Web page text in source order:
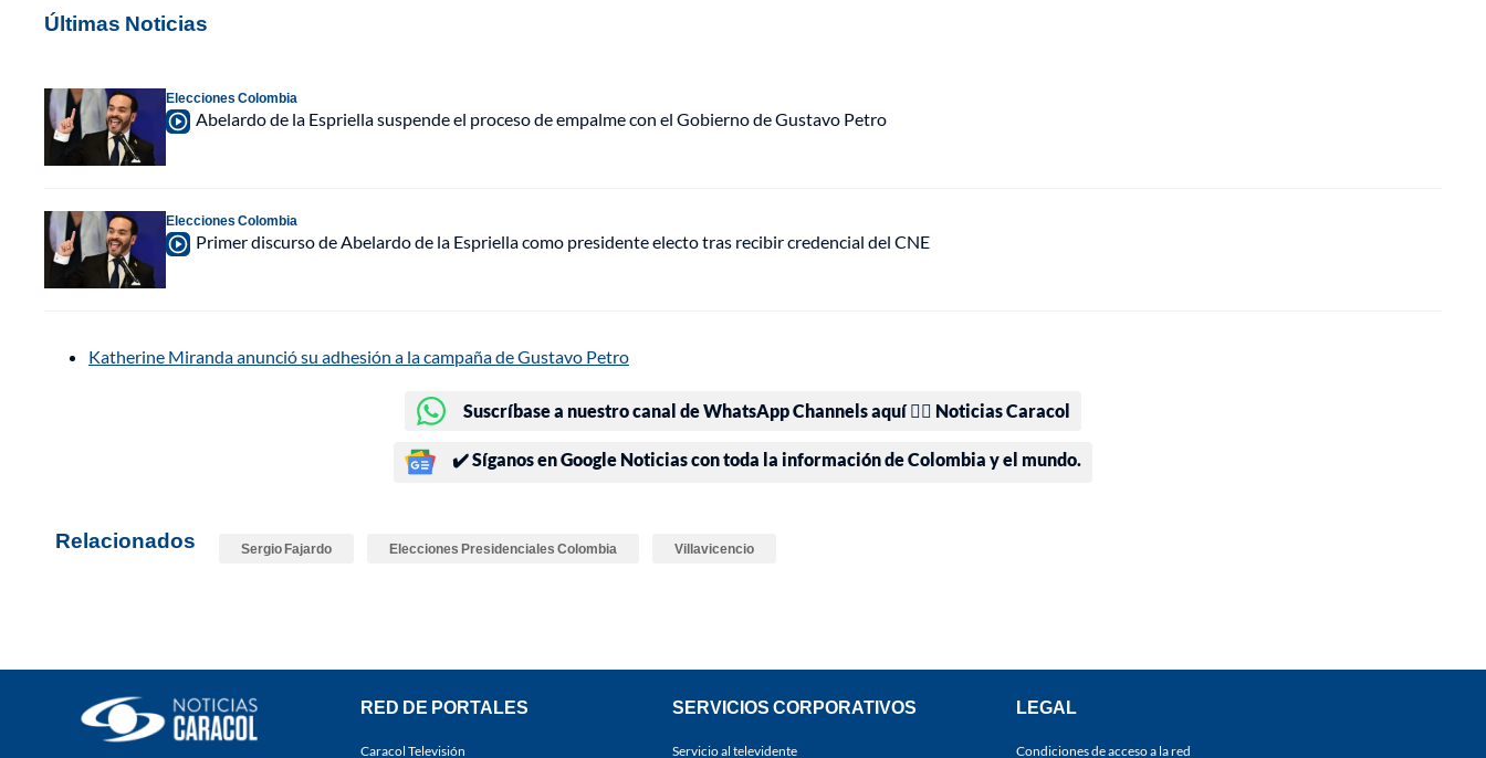
Últimas Noticias
Elecciones Colombia
Abelardo de la Espriella suspende el proceso de empalme con el Gobierno de Gustavo Petro
Elecciones Colombia
Primer discurso de Abelardo de la Espriella como presidente electo tras recibir credencial del CNE
Katherine Miranda anunció su adhesión a la campaña de Gustavo Petro
Suscríbase a nuestro canal de WhatsApp Channels aquí 👉🏻 Noticias Caracol
✔️ Síganos en Google Noticias con toda la información de Colombia y el mundo.
Relacionados Sergio Fajardo Elecciones Presidenciales Colombia Villavicencio
RED DE PORTALES
Caracol Televisión
SERVICIOS CORPORATIVOS
Servicio al televidente
LEGAL
Condiciones de acceso a la red